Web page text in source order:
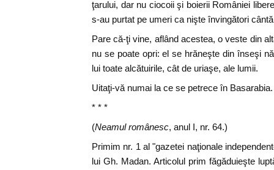
ţarului, dar nu ciocoii şi boierii României
s-au purtat pe umeri ca nişte învingători
Pare că-ţi vine, aflând acestea, o veste din
nu se poate opri: el se hrăneşte din înseşi
lui toate alcătuirile, cât de uriaşe, ale lumii.
Uitaţi-vă numai la ce se petrece în
* * *
(Neamul românesc, anul I, nr. 64.)
Primim nr. 1 al "gazetei naţionale
lui Gh. Madan. Articolul prim făgăduieşte